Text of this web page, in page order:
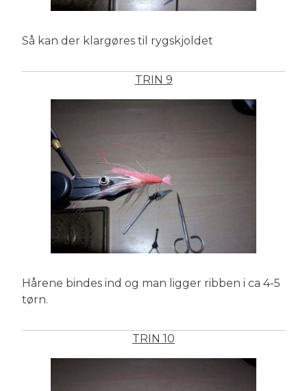
Så kan der klargøres til rygskjoldet
TRIN 9
Hårene bindes ind og man ligger ribben i ca 4-5
tørn.
TRIN 10